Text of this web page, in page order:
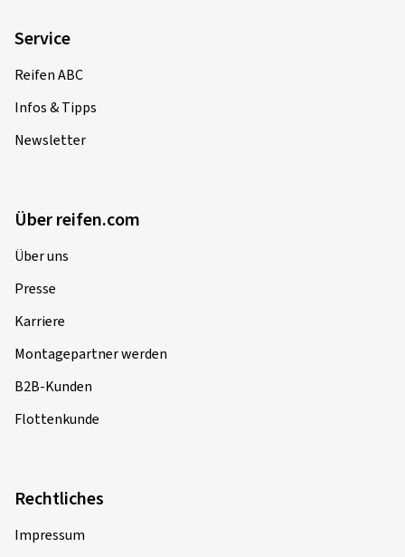
Service
Reifen ABC
Infos & Tipps
Newsletter
Über reifen.com
Über uns
Presse
Karriere
Montagepartner werden
B2B-Kunden
Flottenkunde
Rechtliches
Impressum